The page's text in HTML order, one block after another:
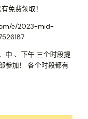
免费领取！
e/2023-mid-
中 、下午 三个时段提
参加！ 各个时段都有